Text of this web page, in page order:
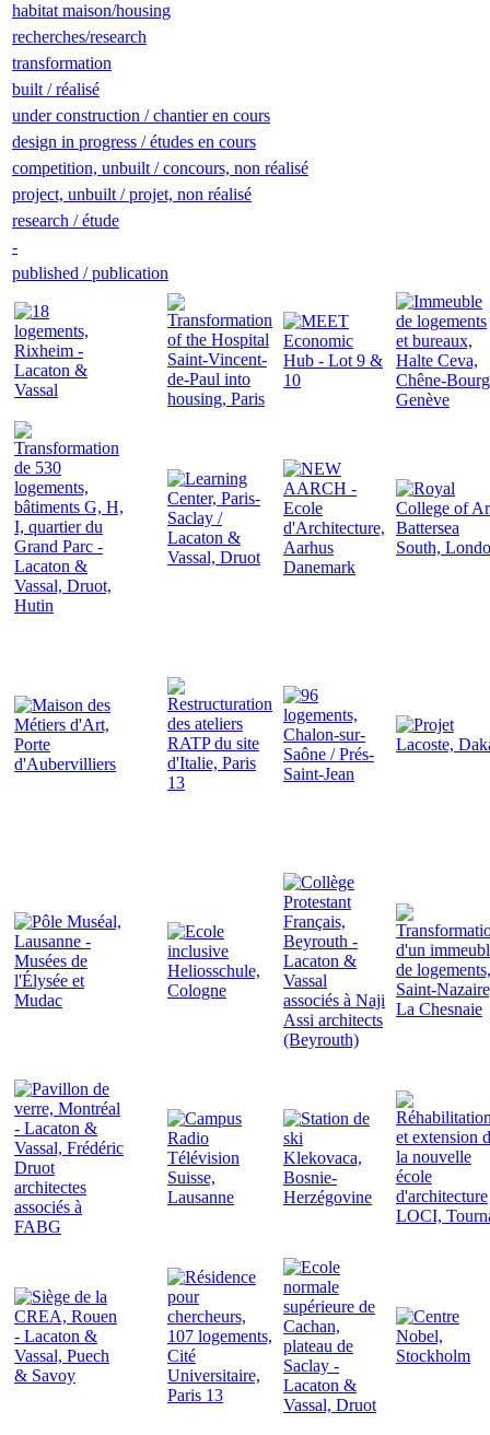
habitat maison/housing
recherches/research
transformation
built / réalisé
under construction / chantier en cours
design in progress / études en cours
competition, unbuilt / concours, non réalisé
project, unbuilt / projet, non réalisé
research / étude
-
published / publication